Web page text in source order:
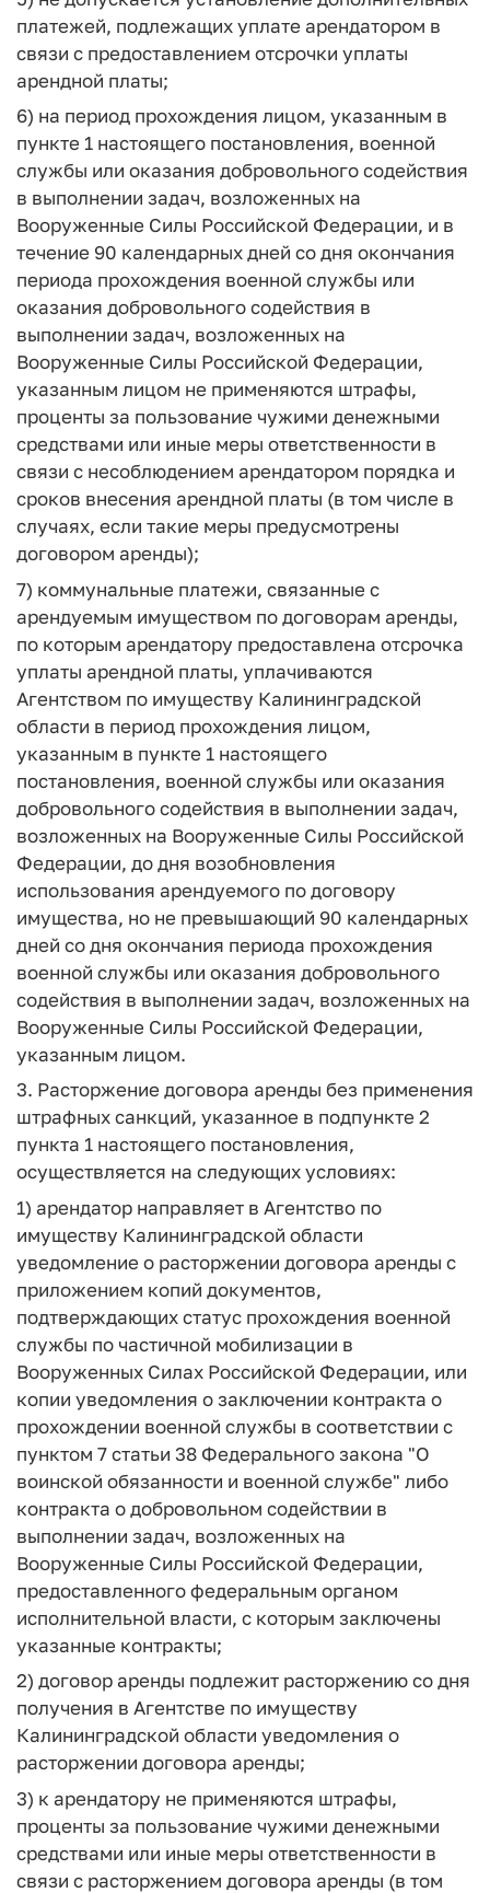
платежей, подлежащих уплате арендатором в
связи с предоставлением отсрочки уплаты
арендной платы;
6) на период прохождения лицом, указанным в
пункте 1 настоящего постановления, военной
службы или оказания добровольного содействия
в выполнении задач, возложенных на
Вооруженные Силы Российской Федерации, и в
течение 90 календарных дней со дня окончания
периода прохождения военной службы или
оказания добровольного содействия в
выполнении задач, возложенных на
Вооруженные Силы Российской Федерации,
указанным лицом не применяются штрафы,
проценты за пользование чужими денежными
средствами или иные меры ответственности в
связи с несоблюдением арендатором порядка и
сроков внесения арендной платы (в том числе в
случаях, если такие меры предусмотрены
договором аренды);
7) коммунальные платежи, связанные с
арендуемым имуществом по договорам аренды,
по которым арендатору предоставлена отсрочка
уплаты арендной платы, уплачиваются
Агентством по имуществу Калининградской
области в период прохождения лицом,
указанным в пункте 1 настоящего
постановления, военной службы или оказания
добровольного содействия в выполнении задач,
возложенных на Вооруженные Силы Российской
Федерации, до дня возобновления
использования арендуемого по договору
имущества, но не превышающий 90 календарных
дней со дня окончания периода прохождения
военной службы или оказания добровольного
содействия в выполнении задач, возложенных на
Вооруженные Силы Российской Федерации,
указанным лицом.
3. Расторжение договора аренды без применения
штрафных санкций, указанное в подпункте 2
пункта 1 настоящего постановления,
осуществляется на следующих условиях:
1) арендатор направляет в Агентство по
имуществу Калининградской области
уведомление о расторжении договора аренды с
приложением копий документов,
подтверждающих статус прохождения военной
службы по частичной мобилизации в
Вооруженных Силах Российской Федерации, или
копии уведомления о заключении контракта о
прохождении военной службы в соответствии с
пунктом 7 статьи 38 Федерального закона "О
воинской обязанности и военной службе" либо
контракта о добровольном содействии в
выполнении задач, возложенных на
Вооруженные Силы Российской Федерации,
предоставленного федеральным органом
исполнительной власти, с которым заключены
указанные контракты;
2) договор аренды подлежит расторжению со дня
получения в Агентстве по имуществу
Калининградской области уведомления о
расторжении договора аренды;
3) к арендатору не применяются штрафы,
проценты за пользование чужими денежными
средствами или иные меры ответственности в
связи с расторжением договора аренды (в том